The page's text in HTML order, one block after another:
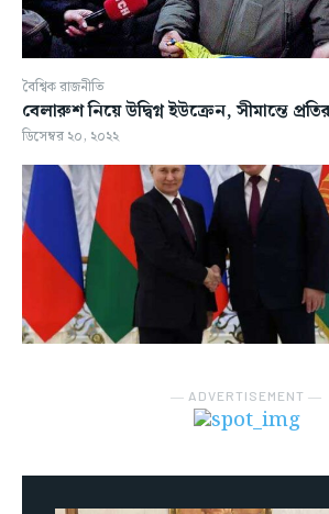
বৈশ্বিক রাজনীতি
বেলারুশ নিয়ে উদ্বিগ্ন ইউক্রেন, সীমান্তে
ডিসেম্বর ২০, ২০২২
― ADVERTISEMENT ―